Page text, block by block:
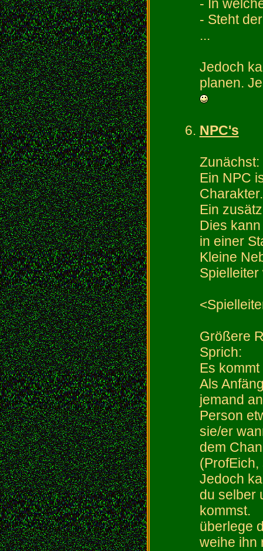
- In
- Steht
...
Jedoch
planen.
NPC's
Ein NPC
Charakter.
Ein
Dies
in einer
Kleine
Größere
Sprich:
Es
Als
jemand
Person
sie/er
dem
Jedoch
du selber
kommst.
überlege
weihe ihn